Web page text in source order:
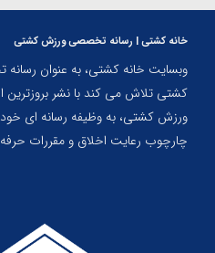
خانه کشتی | رسانه تخصصی ورزش کشتی
وبسایت خانه کشتی، به عنوان
کشتی تلاش می کند با نشر بروزترین
ورزش کشتی، به وظیفه رسانه ای خود
چارچوب رعایت اخلاق و مقررات